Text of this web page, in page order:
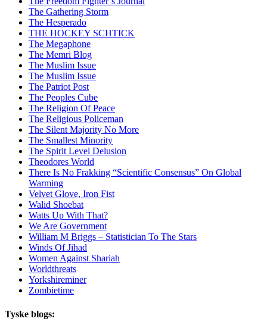
The Gathering Storm
The Hesperado
THE HOCKEY SCHTICK
The Megaphone
The Memri Blog
The Muslim Issue
The Muslim Issue
The Patriot Post
The Peoples Cube
The Religion Of Peace
The Religious Policeman
The Silent Majority No More
The Smallest Minority
The Spirit Level Delusion
Theodores World
There Is No Frakking “Scientific Consensus” On Global
Warming
Velvet Glove, Iron Fist
Walid Shoebat
Watts Up With That?
We Are Government
William M Briggs – Statistician To The Stars
Winds Of Jihad
Women Against Shariah
Worldthreats
Yorkshireminer
Zombietime
Tyske blogs: